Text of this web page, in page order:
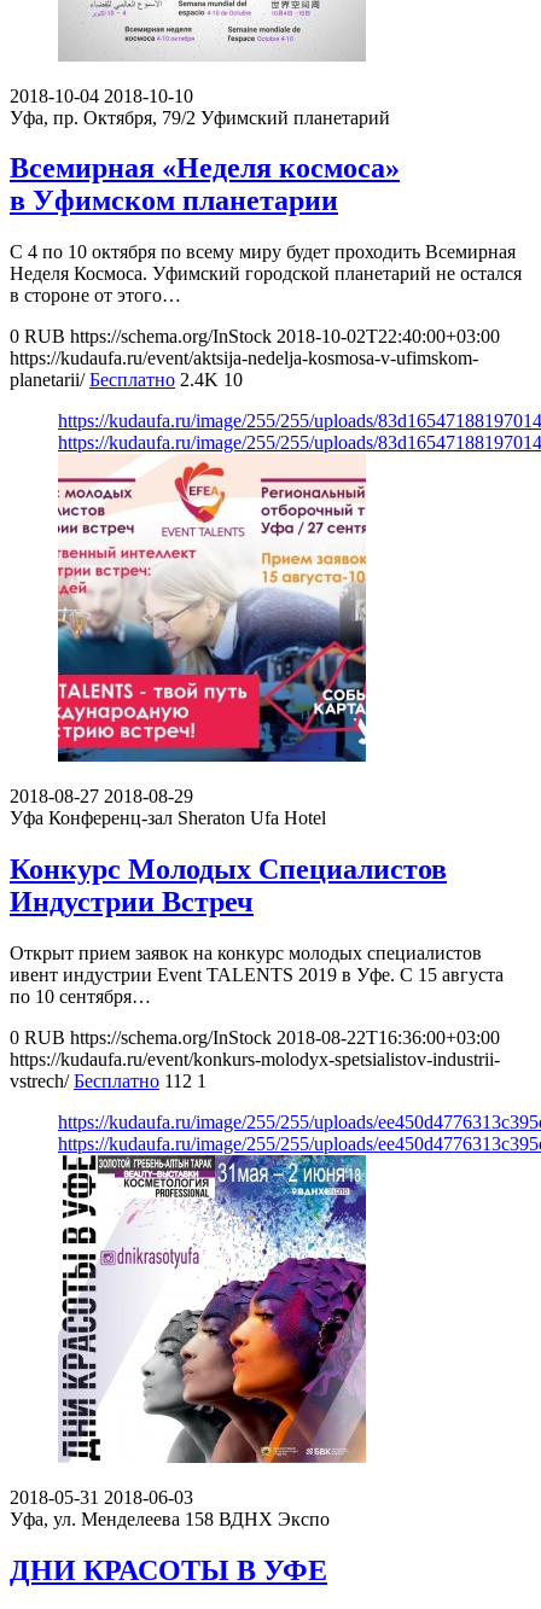
2018-10-04 2018-10-10
Уфа, пр. Октября, 79/2 Уфимский планетарий
Всемирная «Неделя космоса»
в Уфимском планетарии
С 4 по 10 октября по всему миру будет проходить Всемирная
Неделя Космоса. Уфимский городской планетарий не остался
в стороне от этого…
0 RUB https://schema.org/InStock 2018-10-02T22:40:00+03:00
https://kudaufa.ru/event/aktsija-nedelja-kosmosa-v-ufimskom-
planetarii/ Бесплатно 2.4K 10
https://kudaufa.ru/image/255/255/uploads/
https://kudaufa.ru/image/255/255/uploads/
2018-08-27 2018-08-29
Уфа Конференц-зал Sheraton Ufa Hotel
Конкурс Молодых Специалистов
Индустрии Встреч
Открыт прием заявок на конкурс молодых специалистов
ивент индустрии Event TALENTS 2019 в Уфе. С 15 августа
по 10 сентября…
0 RUB https://schema.org/InStock 2018-08-22T16:36:00+03:00
https://kudaufa.ru/event/konkurs-molodyx-spetsialistov-industrii-
vstrech/ Бесплатно 112 1
https://kudaufa.ru/image/255/255/uploads/
https://kudaufa.ru/image/255/255/uploads/
2018-05-31 2018-06-03
Уфа, ул. Менделеева 158 ВДНХ Экспо
ДНИ КРАСОТЫ В УФЕ